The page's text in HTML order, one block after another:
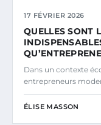
17 FÉVRIER 2026
QUELLES SONT
Dans un contexte
entrepreneurs
ÉLISE MASSON